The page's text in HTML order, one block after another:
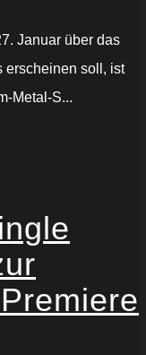
Januar über das
erscheinen soll, ist
Metal-S...